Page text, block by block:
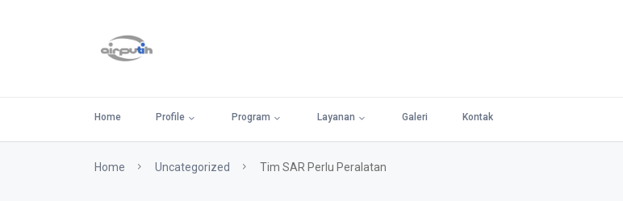
Home Profile Program Layanan Galeri Kontak
Home Uncategorized Tim SAR Perlu Peralatan